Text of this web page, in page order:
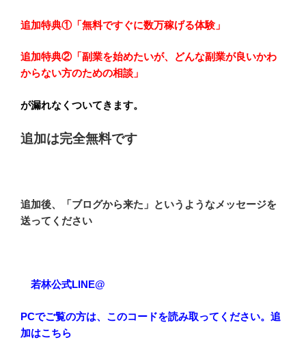
追加特典①「無料ですぐに数万稼げる体験」
追加特典②「副業を始めたいが、どんな副業が良いかわ
からない方のための相談」
が漏れなくついてきます。
追加は完全無料です
追加後、「ブログから来た」というようなメッセージを
送ってください
若林公式LINE@
PCでご覧の方は、このコードを読み取ってください。追
加はこちら